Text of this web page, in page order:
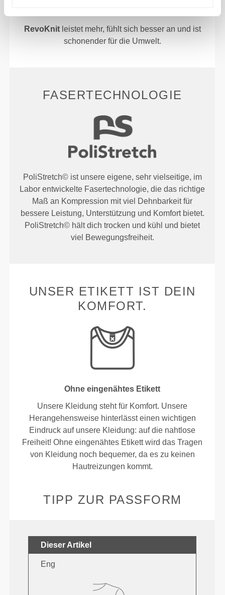
RevoKnitleistet mehr, fühlt sich besser an und ist
schonender für die Umwelt.
FASERTECHNOLOGIE
PoliStretch© ist unsere eigene, sehr vielseitige, im
Labor entwickelte Fasertechnologie, die das richtige
Maß an Kompression mit viel Dehnbarkeit für
bessere Leistung, Unterstützung und Komfort bietet.
PoliStretch© hält dich trocken und kühl und bietet
viel Bewegungsfreiheit.
UNSER ETIKETT IST DEIN
KOMFORT.
Ohne eingenähtes Etikett
Unsere Kleidung steht für Komfort. Unsere
Herangehensweise hinterlässt einen wichtigen
Eindruck auf unsere Kleidung: auf die nahtlose
Freiheit! Ohne eingenähtes Etikett wird das Tragen
von Kleidung noch bequemer, da es zu keinen
Hautreizungen kommt.
TIPP ZUR PASSFORM
Dieser Artikel
Eng